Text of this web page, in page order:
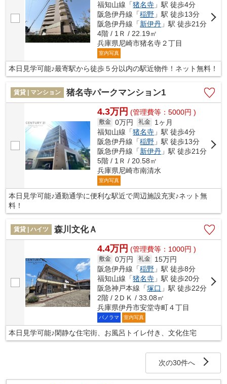
福知山線「猪名寺 」駅 徒歩4分
阪急伊丹線「稲野 」駅 徒歩13分
阪急伊丹線「新伊丹 」駅 徒歩21分
4階 / 1Ｒ / 22.19㎡
兵庫県尼崎市猪名寺２丁目
室内写真
本日見学可能♪最寄駅から徒歩５分以内の駅近物件！ネット無料！
賃貸 | マンション 猪名寺パークマンション1
4.3万円 (管理費等：5000円 )
敷金 0万円 礼金
1ヶ月
福知山線「猪名寺 」駅 徒歩4分
阪急伊丹線「稲野 」駅 徒歩13分
阪急伊丹線「新伊丹 」駅 徒歩21分
5階 / 1Ｒ / 20.58㎡
兵庫県尼崎市南清水
室内写真
本日見学可能♪通勤通学に便利な駅近で周辺施設充実♪ネット無
料！
賃貸 | ハイツ 森川文化Ａ
4.4万円 (管理費等：1000円 )
敷金 0万円 礼金
15万円
阪急伊丹線「稲野 」駅 徒歩8分
福知山線「猪名寺 」駅 徒歩20分
阪急神戸本線「塚口 」駅 徒歩22分
2階 / 2ＤＫ / 33.08㎡
兵庫県伊丹市安堂寺町４丁目
パノラマ 室内写真
本日見学可能♪閑静な住宅街、お風呂トイレ付き、文化住宅
次の30件へ